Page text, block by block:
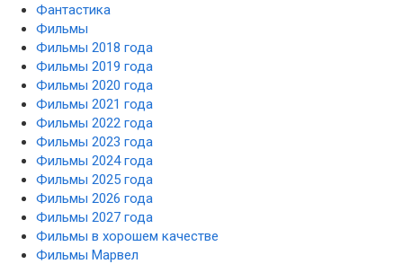
Фантастика
Фильмы
Фильмы 2018 года
Фильмы 2019 года
Фильмы 2020 года
Фильмы 2021 года
Фильмы 2022 года
Фильмы 2023 года
Фильмы 2024 года
Фильмы 2025 года
Фильмы 2026 года
Фильмы 2027 года
Фильмы в хорошем качестве
Фильмы Марвел